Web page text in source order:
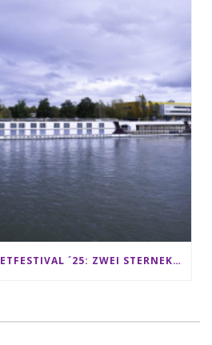
EXCELLENCE GOURMETFESTIVAL ´25: ZWEI STERNEKÖCHE ANTONIO GUIDA & DARIO MORESCO VERWÖHNEN IHRE GÄSTE AUF EINER LUXERIÖSEN SCHIFFSREISE